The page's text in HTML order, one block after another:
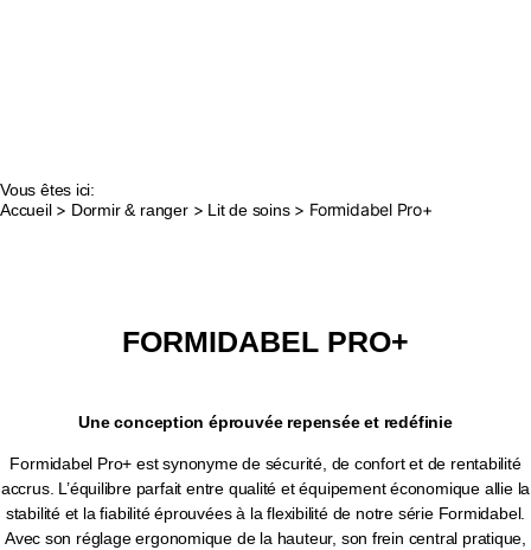
Vous êtes ici:
Accueil> Dormir & ranger> Lit de soins> Formidabel Pro+
FORMIDABEL PRO+
Une conception éprouvée repensée et redéfinie
Formidabel Pro+ est synonyme de sécurité, de confort et de rentabilité
accrus. L’équilibre parfait entre qualité et équipement économique allie la
stabilité et la fiabilité éprouvées à la flexibilité de notre série Formidabel.
Avec son réglage ergonomique de la hauteur, son frein central pratique,